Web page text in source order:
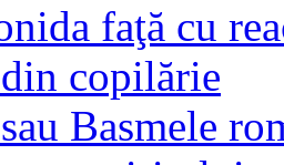
faţă cu
copilărie
Basmele